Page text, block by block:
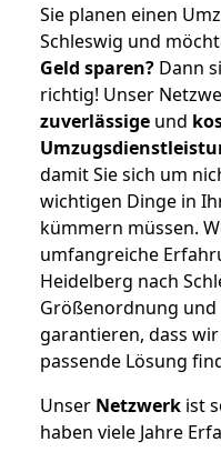
Sie planen einen
Schleswig und
Geld sparen? Dann
richtig! Unser
zuverlässige und
damit Sie sich um
wichtigen Dinge in
kümmern müssen.
umfangreiche
Heidelberg nach
Größenordnung
garantieren, dass
passende Lösung
Unser Netzwerk ist
haben viele Jahre